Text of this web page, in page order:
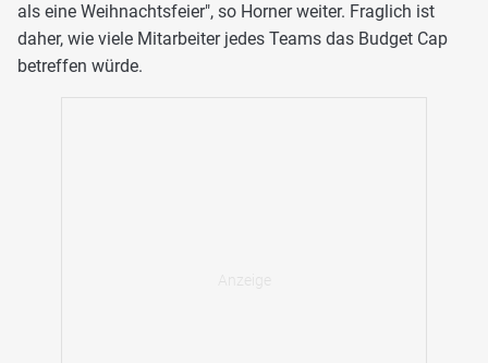
als eine Weihnachtsfeier", so Horner weiter. Fraglich ist
daher, wie viele Mitarbeiter jedes Teams das Budget Cap
betreffen würde.